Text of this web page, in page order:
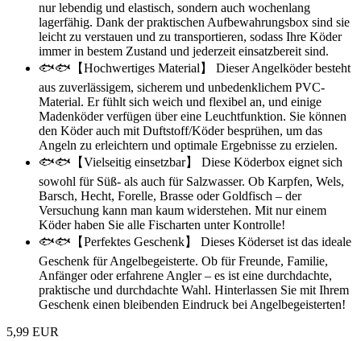
nur lebendig und elastisch, sondern auch wochenlang
lagerfähig. Dank der praktischen Aufbewahrungsbox sind sie
leicht zu verstauen und zu transportieren, sodass Ihre Köder
immer in bestem Zustand und jederzeit einsatzbereit sind.
🐟🐟【Hochwertiges Material】 Dieser Angelköder besteht
aus zuverlässigem, sicherem und unbedenklichem PVC-
Material. Er fühlt sich weich und flexibel an, und einige
Madenköder verfügen über eine Leuchtfunktion. Sie können
den Köder auch mit Duftstoff/Köder besprühen, um das
Angeln zu erleichtern und optimale Ergebnisse zu erzielen.
🐟🐟【Vielseitig einsetzbar】 Diese Köderbox eignet sich
sowohl für Süß- als auch für Salzwasser. Ob Karpfen, Wels,
Barsch, Hecht, Forelle, Brasse oder Goldfisch – der
Versuchung kann man kaum widerstehen. Mit nur einem
Köder haben Sie alle Fischarten unter Kontrolle!
🐟🐟【Perfektes Geschenk】 Dieses Köderset ist das ideale
Geschenk für Angelbegeisterte. Ob für Freunde, Familie,
Anfänger oder erfahrene Angler – es ist eine durchdachte,
praktische und durchdachte Wahl. Hinterlassen Sie mit Ihrem
Geschenk einen bleibenden Eindruck bei Angelbegeisterten!
5,99 EUR